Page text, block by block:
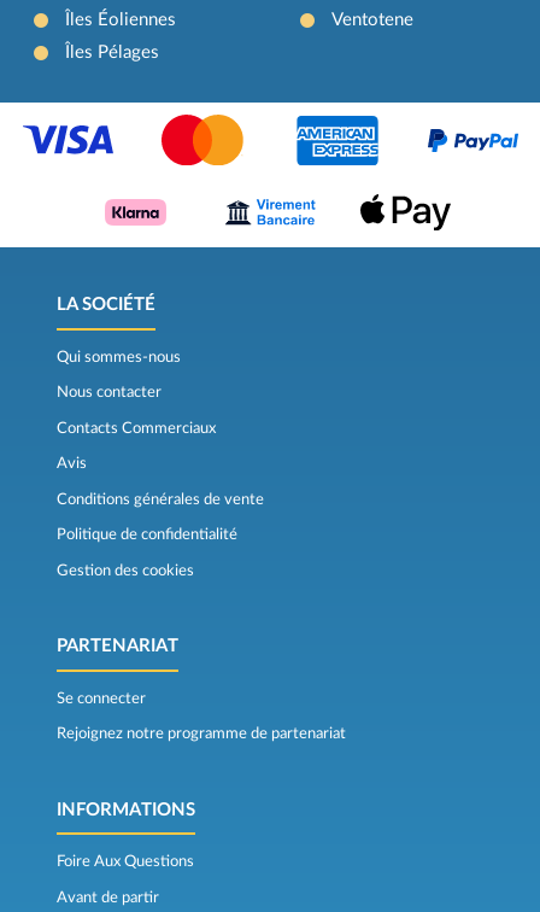
Îles Éoliennes
Îles Pélages
Ventotene
LA SOCIÉTÉ
Qui sommes-nous
Nous contacter
Contacts Commerciaux
Avis
Conditions générales de vente
Politique de confidentialité
Gestion des cookies
PARTENARIAT
Se connecter
Rejoignez notre programme de partenariat
INFORMATIONS
Foire Aux Questions
Avant de partir